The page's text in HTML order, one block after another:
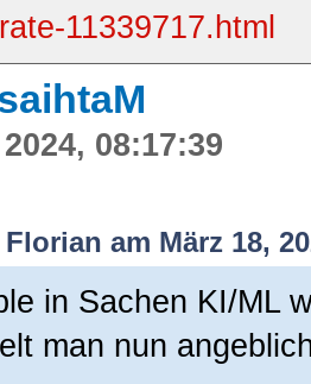
11339717.html
08:17:39
am März 18,
in Sachen KI/ML
man nun